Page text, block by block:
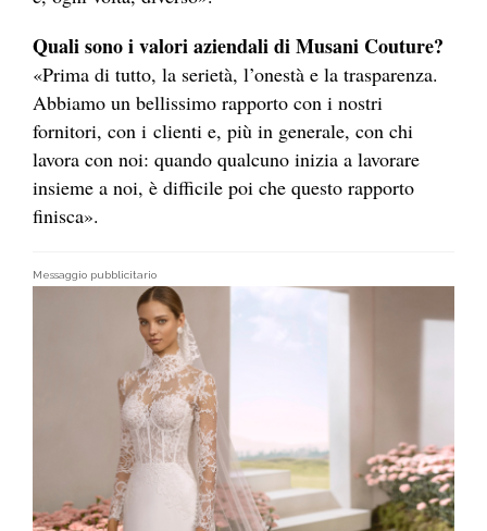
Quali sono i valori aziendali di Musani Couture?
«Prima di tutto, la serietà, l’onestà e la trasparenza.
Abbiamo un bellissimo rapporto con i nostri
fornitori, con i clienti e, più in generale, con chi
lavora con noi: quando qualcuno inizia a lavorare
insieme a noi, è difficile poi che questo rapporto
finisca».
Messaggio pubblicitario